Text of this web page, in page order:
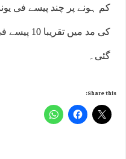
کم ہونے پر چند پیسے فی
کی مد
گئی۔
Share this: